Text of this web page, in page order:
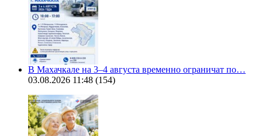
В Махачкале на 3–4 августа временно ограничат по…
03.08.2026 11:48 (154)